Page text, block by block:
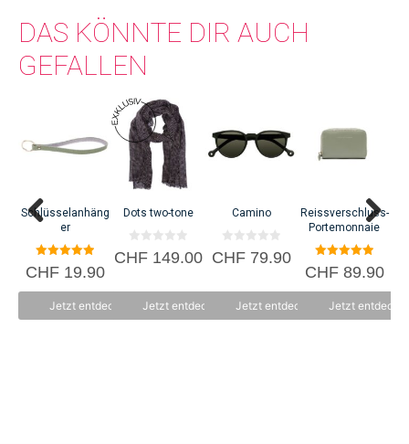
DAS KÖNNTE DIR AUCH
GEFALLEN
Schlüsselanhäng
er
5.00
von 5
CHF19.90
Jetzt entdecken
Dots two-tone
0
v
CHF149.00
Jetzt entdecken
Camino
0
v
CHF79.90
Jetzt entdecken
Reissverschluss-
Portemonnaie
5.00
von 5
CHF89.90
Jetzt